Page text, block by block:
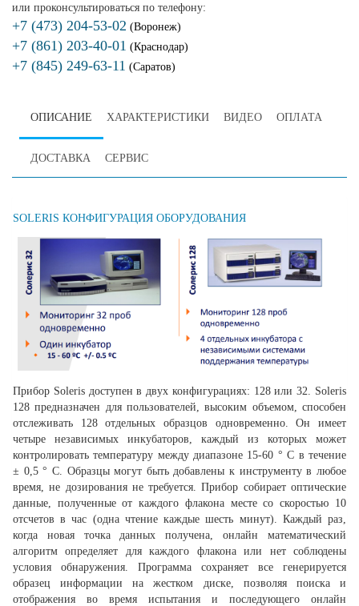
или проконсультироваться по телефону:
+7 (473) 204-53-02 (Воронеж)
+7 (861) 203-40-01 (Краснодар)
+7 (845) 249-63-11 (Саратов)
ОПИСАНИЕ ХАРАКТЕРИСТИКИ ВИДЕО ОПЛАТА
ДОСТАВКА СЕРВИС
SOLERIS КОНФИГУРАЦИЯ ОБОРУДОВАНИЯ
Прибор Soleris доступен в двух конфигурациях: 128 или 32. Soleris
128 предназначен для пользователей, высоким объемом, способен
отслеживать 128 отдельных образцов одновременно. Он имеет
четыре независимых инкубаторов, каждый из которых может
контролировать температуру между диапазоне 15-60 ° С в течение
± 0,5 ° C. Образцы могут быть добавлены к инструменту в любое
время, не дозирования не требуется. Прибор собирает оптические
данные, полученные от каждого флакона месте со скоростью 10
отсчетов в час (одна чтение каждые шесть минут). Каждый раз,
когда новая точка данных получена, онлайн математический
алгоритм определяет для каждого флакона или нет соблюдены
условия обнаружения. Программа сохраняет все генерируется
образец информации на жестком диске, позволяя поиска и
отображения во время испытания и последующего онлайн